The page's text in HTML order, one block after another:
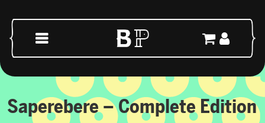
Main Navigation
Saperebere – Complete Edition